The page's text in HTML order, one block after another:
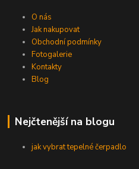
O nás
Jak nakupovat
Obchodní podmínky
Fotogalerie
Kontakty
Blog
Nejčtenější na blogu
jak vybrat tepelné čerpadlo